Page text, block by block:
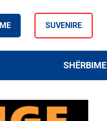
SUVENIRE
SHËRBIME